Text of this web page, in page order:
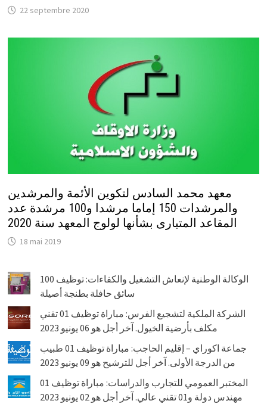
22 septembre 2020
معهد محمد السادس لتكوين الأئمة والمرشدين
والمرشدات 150 إماما مرشدا و100 مرشدة عدد
المقاعد المتبارى بشأنها لولوج المعهد سنة 2020
18 mai 2019
الوكالة الوطنية لإنعاش التشغيل والكفاءات: توظيف 100
سائق حافلة بطنجة أصيلة
الشركة الملكية لتشجيع الفرس: مباراة توظيف 01 تقني
مكلف بأرضية الخيول. آخر أجل هو 06 يونيو 2023
جماعة اكوراي – إقليم الحاجب: مباراة توظيف 01 طبيب
من الدرجة الأولى. آخر أجل للترشيح هو 09 يونيو 2023
المختبر العمومي للتجارب والدراسات: مباراة توظيف 01
مهندس دولة و01 تقني عالي. آخر أجل هو 02 يونيو 2023